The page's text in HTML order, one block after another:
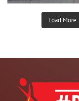
Load More